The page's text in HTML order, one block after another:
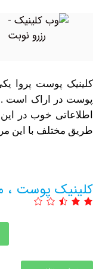
پروا یکی از
است . شما با
در این مورد
با این مرکز مرتبط
، مو و
نوبت دهی